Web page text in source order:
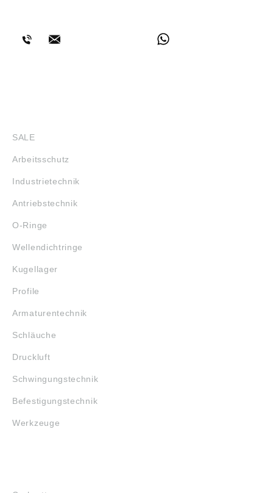
SALE
Arbeitsschutz
Industrietechnik
Antriebstechnik
O-Ringe
Wellendichtringe
Kugellager
Profile
Armaturentechnik
Schläuche
Druckluft
Schwingungstechnik
Befestigungstechnik
Werkzeuge